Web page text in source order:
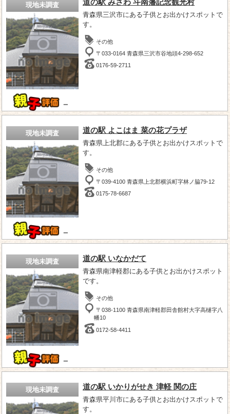
現地未調査
－
道の駅 みさわ 斗南藩記念観光村
青森県三沢市にある子供とお出かけスポットで
す。
その他
〒033-0164 青森県三沢市谷地頭4-298-652
0176-59-2711
現地未調査
－
道の駅 よこはま 菜の花プラザ
青森県上北郡にある子供とお出かけスポットで
す。
その他
〒039-4100 青森県上北郡横浜町字林ノ脇79-12
0175-78-6687
現地未調査
－
道の駅 いなかだて
青森県南津軽郡にある子供とお出かけスポット
です。
その他
〒038-1100 青森県南津軽郡田舎館村大字高樋字八
幡10
0172-58-4411
現地未調査 道の駅 いかりがせき 津軽 関の庄
青森県平川市にある子供とお出かけスポットで
す。